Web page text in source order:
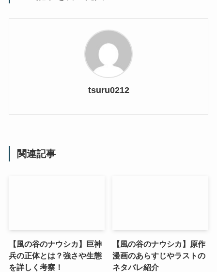
tsuru0212
関連記事
【風の谷のナウシカ】巨神
兵の正体とは？強さや生態
を詳しく考察！
【風の谷のナウシカ】原作
漫画のあらすじやラストの
ネタバレ紹介